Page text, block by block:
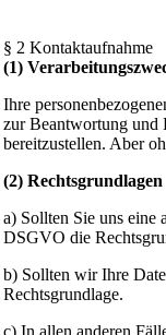
§ 2 Kontaktaufnahme
(1)
Ihre
zur Beantwortung und
bereitzustellen. Aber
(2) Rechtsgrundlagen
a) Sollten Sie uns
DSGVO die
b) Sollten wir Ihre
Rechtsgrundlage.
c) In allen anderen